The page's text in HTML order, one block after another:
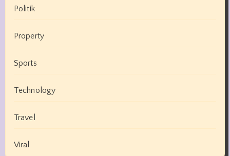
Politik
Property
Sports
Technology
Travel
Viral